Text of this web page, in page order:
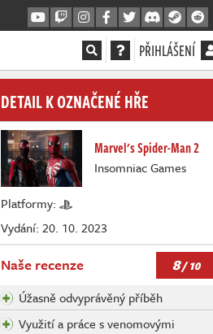
PŘIHLÁŠENÍ
DETAIL K OZNAČENÉ HŘE
Marvel's Spider-Man 2
Insomniac Games
Platformy:
Vydání: 20. 10. 2023
Naše recenze 8/ 10
Úžasně odvyprávěný příběh
Využití a práce s venomovými